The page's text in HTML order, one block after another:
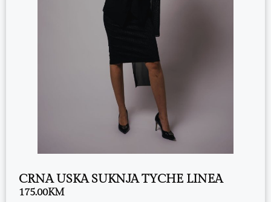
CRNA USKA SUKNJA TYCHE LINEA
175.00KM